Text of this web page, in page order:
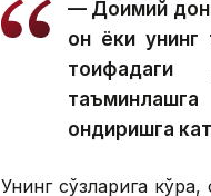
— Доимий
қон ёки
тоифадаги
қондиришга
Унинг сўзларига